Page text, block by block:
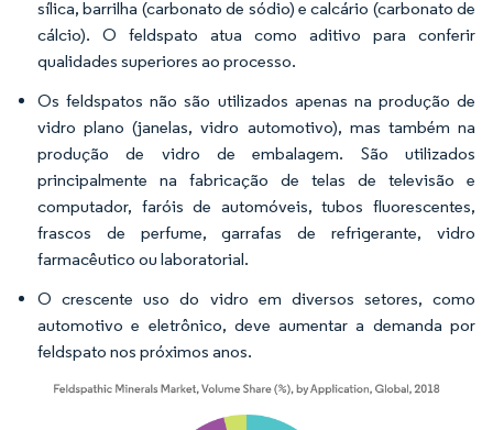
sílica, barrilha (carbonato de sódio) e calcário (carbonato de
cálcio). O feldspato atua como aditivo para conferir
qualidades superiores ao processo.
Os feldspatos não são utilizados apenas na produção de
vidro plano (janelas, vidro automotivo), mas também na
produção de vidro de embalagem. São utilizados
principalmente na fabricação de telas de televisão e
computador, faróis de automóveis, tubos fluorescentes,
frascos de perfume, garrafas de refrigerante, vidro
farmacêutico ou laboratorial.
O crescente uso do vidro em diversos setores, como
automotivo e eletrônico, deve aumentar a demanda por
feldspato nos próximos anos.